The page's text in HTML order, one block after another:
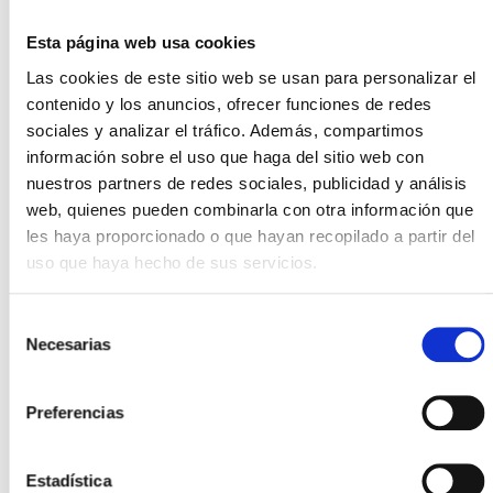
Esta página web usa cookies
Las cookies de este sitio web se usan para personalizar el
contenido y los anuncios, ofrecer funciones de redes
sociales y analizar el tráfico. Además, compartimos
información sobre el uso que haga del sitio web con
nuestros partners de redes sociales, publicidad y análisis
web, quienes pueden combinarla con otra información que
les haya proporcionado o que hayan recopilado a partir del
uso que haya hecho de sus servicios.
Necesarias
Preferencias
Estadística
Color
Blanco
Plazas
5
Puertas
5
60
Población